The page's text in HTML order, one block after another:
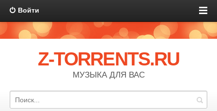
Войти
Z-TORRENTS.RU
МУЗЫКА ДЛЯ ВАС